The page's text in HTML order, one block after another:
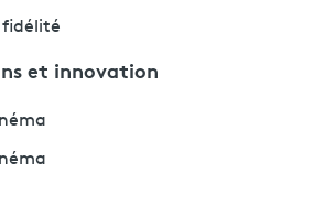
fidélité
et innovation